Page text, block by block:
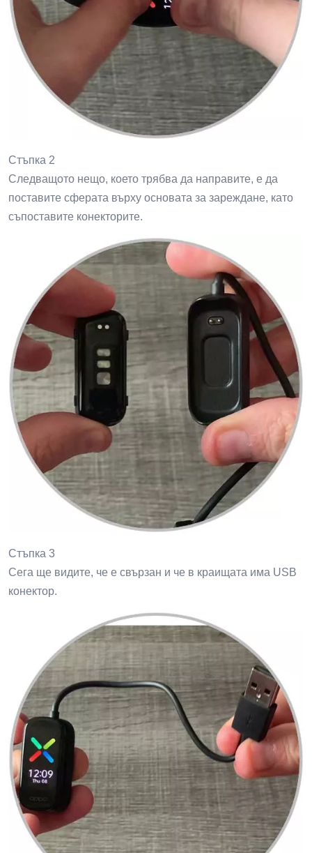
Стъпка 2
Следващото нещо, което трябва да направите, е да
поставите сферата върху основата за зареждане, като
съпоставите конекторите.
Стъпка 3
Сега ще видите, че е свързан и че в краищата има USB
конектор.